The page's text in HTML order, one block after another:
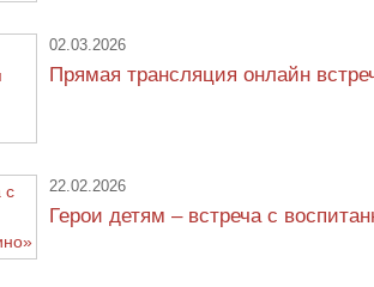
02.03.2026
Прямая трансляция онлайн
22.02.2026
Герои детям – встреча с